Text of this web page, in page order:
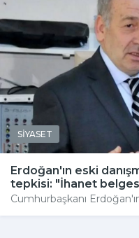
SİYASET
Erdoğan'ın eski
tepkisi: "İhanet
Cumhurbaşkanı